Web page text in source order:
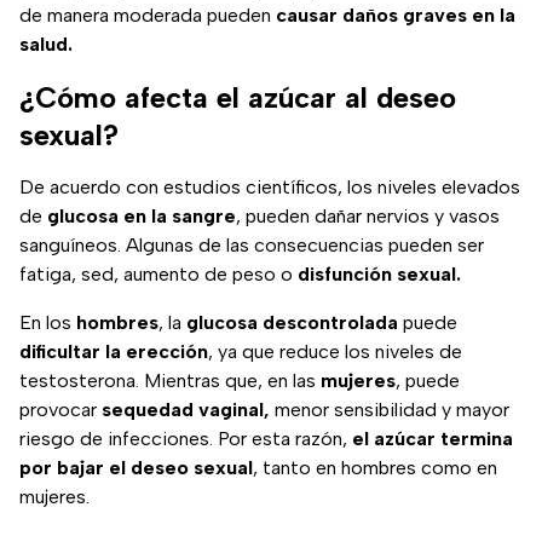
de manera moderada pueden causar daños graves en la
salud.
¿Cómo afecta el azúcar al deseo
sexual?
De acuerdo con estudios científicos, los niveles elevados
de glucosa en la sangre, pueden dañar nervios y vasos
sanguíneos. Algunas de las consecuencias pueden ser
fatiga, sed, aumento de peso o disfunción sexual.
En los hombres, la glucosa descontrolada puede
dificultar la erección, ya que reduce los niveles de
testosterona. Mientras que, en las mujeres, puede
provocar sequedad vaginal, menor sensibilidad y mayor
riesgo de infecciones. Por esta razón, el azúcar termina
por bajar el deseo sexual, tanto en hombres como en
mujeres.